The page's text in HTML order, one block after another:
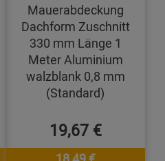
Mauerabdeckung
Dachform Zuschnitt
330 mm Länge 1
Meter Aluminium
walzblank 0,8 mm
(Standard)
19,67 €